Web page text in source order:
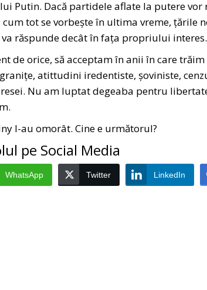
Putin. Dacă partidele aflate la putere vor
tot se vorbește în ultima vreme, țările
răspunde decât în fața propriului interes.
de orice, să acceptam în anii în care
atittudini iredentiste, șoviniste,
Nu am luptat degeaba pentru
l-au omorât. Cine e următorul?
pe Social Media
WhatsApp Twitter LinkedIn